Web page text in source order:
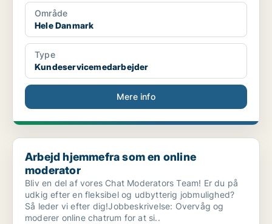
Område
Hele Danmark
Type
Kundeservicemedarbejder
Mere info
Arbejd hjemmefra som en online moderator
Arbejd hjemmefra som en online
moderator
Bliv en del af vores Chat Moderators Team! Er du på
udkig efter en fleksibel og udbytterig jobmulighed?
Så leder vi efter dig!Jobbeskrivelse: Overvåg og
moderer online chatrum for at si..